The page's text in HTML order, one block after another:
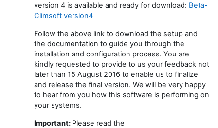
version 4 is available and ready for download: Beta-
Climsoft version4
Follow the above link to download the setup and
the documentation to guide you through the
installation and configuration process. You are
kindly requested to provide to us your feedback not
later than 15 August 2016 to enable us to finalize
and release the final version. We will be very happy
to hear from you how this software is performing on
your systems.
Important: Please read the